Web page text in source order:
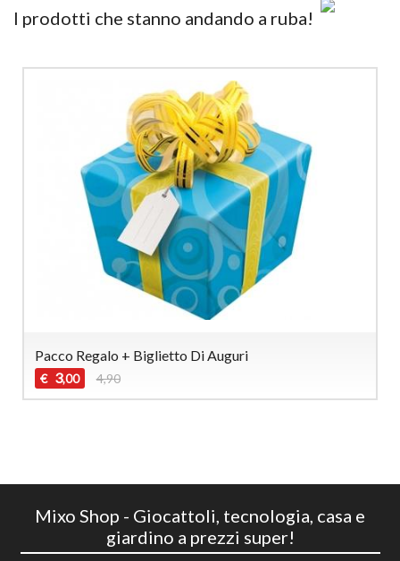
I prodotti che stanno andando a ruba!
Pacco Regalo + Biglietto Di Auguri
€ 3,00 4,90
Mixo Shop - Giocattoli, tecnologia, casa e
giardino a prezzi super!